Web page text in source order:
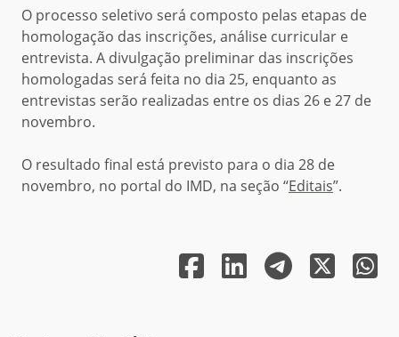
O processo seletivo será composto pelas etapas de
homologação das inscrições, análise curricular e
entrevista. A divulgação preliminar das inscrições
homologadas será feita no dia 25, enquanto as
entrevistas serão realizadas entre os dias 26 e 27 de
novembro.
O resultado final está previsto para o dia 28 de
novembro, no portal do IMD, na seção “Editais”.